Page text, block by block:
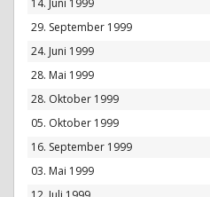
14. Juni 1999
29. September 1999
24. Juni 1999
28. Mai 1999
28. Oktober 1999
05. Oktober 1999
16. September 1999
03. Mai 1999